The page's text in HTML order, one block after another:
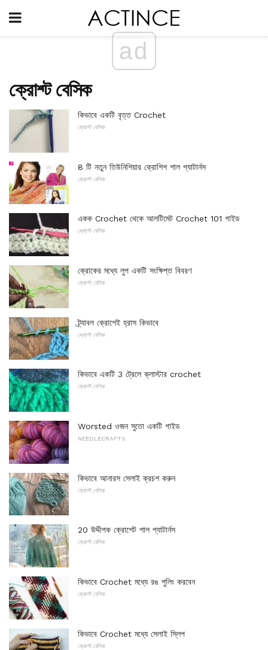
ad
ক্রোশ্ট বেসিক
কিভাবে একটি বৃত্ত Crochet
ক্রোশ্ট বেসিক
8 টি নতুন তিউনিশিয়ার ক্রোশিশ শাল প্যাটার্নস
ক্রোশ্ট বেসিক
একক Crochet থেকে আলটিমেট Crochet 101 গাইড
ক্রোশ্ট বেসিক
ক্রোকের মধ্যে লুপ একটি সংক্ষিপ্ত বিবরণ
ক্রোশ্ট বেসিক
ট্র্যাবল ক্রোশেই হ্রাস কিভাবে
ক্রোশ্ট বেসিক
কিভাবে একটি 3 ট্রেলে ক্লাস্টার crochet
ক্রোশ্ট বেসিক
Worsted ওজন সুতো একটি গাইড
NEEDLECRAFTS
কিভাবে আনারস সেলাই ক্রচশ করুন
ক্রোশ্ট বেসিক
20 উদ্দীপক ক্রোশেট শাল প্যাটার্নস
ক্রোশ্ট বেসিক
কিভাবে Crochet মধ্যে রঙ পুলিং করবেন
ক্রোশ্ট বেসিক
কিভাবে Crochet মধ্যে সেলাই স্লিপ
ক্রোশ্ট বেসিক